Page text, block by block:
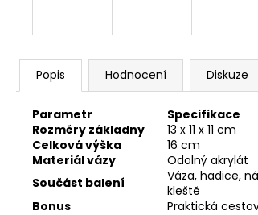
Popis Hodnocení Diskuze
Parametr
Specifikace
Rozměry základny
13 x 11 x 11 cm
Celková výška
16 cm
Materiál vázy
Odolný akrylát
Součást balení
Váza, hadice,
kleště
Bonus
Praktická